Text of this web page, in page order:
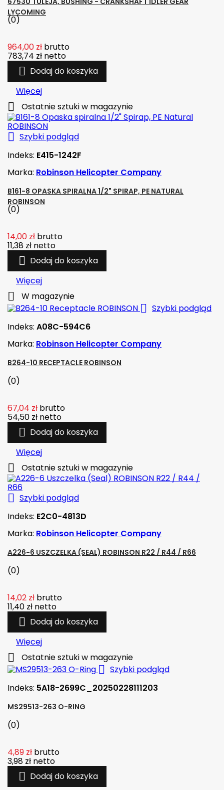
LYCOMING
(0)
964,00 zł brutto
783,74 zł netto
 Dodaj do koszyka
Więcej
 Ostatnie sztuki w magazynie
 Szybki podgląd
Indeks: E415-1242F
Marka: Robinson Helicopter Company
B161-8 OPASKA SPIRALNA 1/2" SPIRAP, PE NATURAL
ROBINSON
(0)
14,00 zł brutto
11,38 zł netto
 Dodaj do koszyka
Więcej
 W magazynie
 Szybki podgląd
Indeks: A08C-594C6
Marka: Robinson Helicopter Company
B264-10 RECEPTACLE ROBINSON
(0)
67,04 zł brutto
54,50 zł netto
 Dodaj do koszyka
Więcej
 Ostatnie sztuki w magazynie
 Szybki podgląd
Indeks: E2C0-4813D
Marka: Robinson Helicopter Company
A226-6 USZCZELKA (SEAL) ROBINSON R22 / R44 / R66
(0)
14,02 zł brutto
11,40 zł netto
 Dodaj do koszyka
Więcej
 Ostatnie sztuki w magazynie
 Szybki podgląd
Indeks: 5A18-2699C_20250228111203
MS29513-263 O-RING
(0)
4,89 zł brutto
3,98 zł netto
 Dodaj do koszyka